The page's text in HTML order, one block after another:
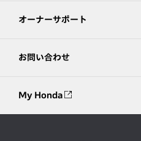
オーナーサポート
お問い合わせ
My Honda